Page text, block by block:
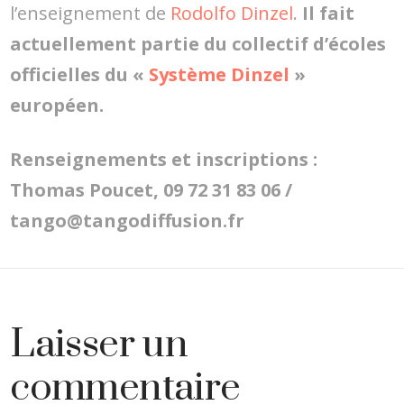
l’enseignement de Rodolfo Dinzel. Il fait
actuellement partie du collectif d’écoles
officielles du « Système Dinzel »
européen.
Renseignements et inscriptions :
Thomas Poucet, 09 72 31 83 06 /
tango@tangodiffusion.fr
Laisser un
commentaire